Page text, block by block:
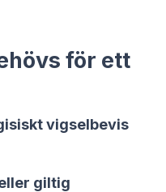
för ett
vigselbevis
giltig